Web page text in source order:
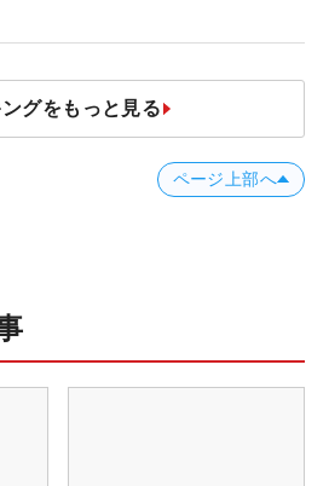
グをもっと見る
ページ上部へ